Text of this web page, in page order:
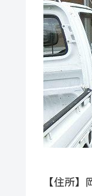
【住所】